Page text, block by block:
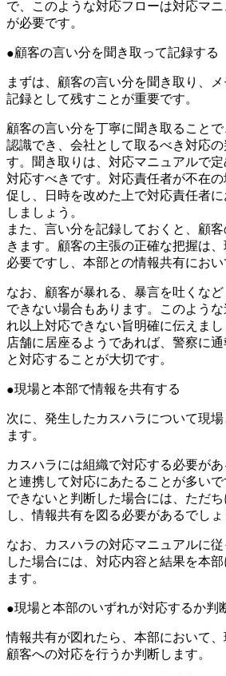
で、このような対応フローは対応マ
が必要です。
顧客の言い分を聞き取って記録する
まずは、顧客の言い分を聞き取り、
記録として残すことが重要です。
顧客の言い分を丁寧に聞き取ること
認識でき、会社として取るべき対応
す。聞き取りは、対応マニュアルで
対応すべきです。対応責任者が不在
促し、日時を改めた上で対応責任者
しましょう。
また、言い分を記録しておくと、顧
きます。顧客の主張の正確な把握は
必要ですし、本部との情報共有におい
なお、顧客が暴れる、暴言を吐くな
できない場合もあります。このよう
れ以上対応できない旨明確に伝えま
店舗に居座るようであれば、警察に
と対応することが大切です。
現場と本部で情報を共有する
次に、発生したカスハラについて現
ます。
カスハラには組織で対応する必要が
と連携して対応にあたることが多い
できないと判断した場合には、ただ
し、情報共有を図る必要があるでしょ
なお、カスハラの対応マニュアルに
した場合には、対応内容と結果を本
ます。
現場と本部のいずれが対応するか判
情報共有が図れたら、本部において
顧客への対応を行うか判断します。